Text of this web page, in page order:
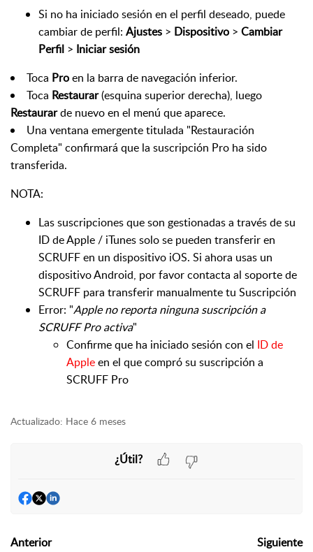
Si no ha iniciado sesión en el perfil deseado, puede
cambiar de perfil: Ajustes > Dispositivo > Cambiar
Perfil > Iniciar sesión
Toca Proen la barra de navegación inferior.
Toca Restaurar(esquina superior derecha), luego
Restaurarde nuevo en el menú que aparece.
Una ventana emergente titulada "Restauración
Completa" confirmará que la suscripción Pro ha sido
transferida.
NOTA:
Las suscripciones que son gestionadas a través de su
ID de Apple / iTunes solo se pueden transferir en
SCRUFF en un dispositivo iOS. Si ahora usas un
dispositivo Android, por favor contacta al soporte de
SCRUFF para transferir manualmente tu Suscripción
Error: "Apple no reporta ninguna suscripción a
SCRUFF Pro activa"
Confirme que ha iniciado sesión con el ID de
Appleen el que compró su suscripción a
SCRUFF Pro
Actualizado: Hace 6 meses
¿Útil?
Anterior Siguiente